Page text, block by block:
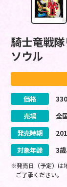
騎士竜戦
ソウル
価格 330
売場
全
発売時期
対象年齢
3
※発売日（予定）は
ご了承ください。